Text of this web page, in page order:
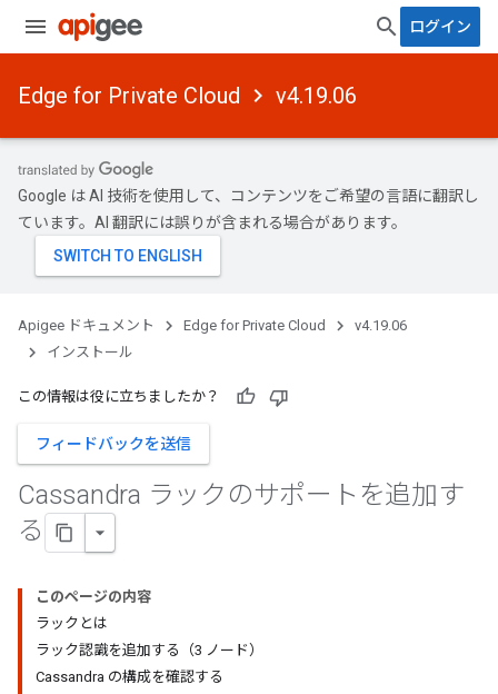
ログイン
Edge for Private Cloud v4.19.06
Google は AI 技術を使用して、コンテンツをご希望の言語に翻訳し
ています。AI 翻訳には誤りが含まれる場合があります。
Apigee ドキュメント Edge for Private Cloud
v4.19.06
インストール
この情報は役に立ちましたか？
フィードバックを送信
Cassandra ラックのサポートを追加す
る
このページの内容
ラックとは
ラック認識を追加する（3 ノード）
Cassandra の構成を確認する